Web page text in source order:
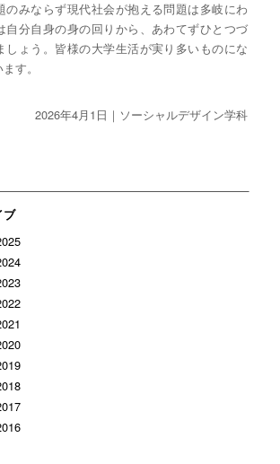
のみならず現代社会が抱える問題は多岐にわ
自分自身の身の回りから、あわてずひとつづ
しょう。皆様の大学生活が実り多いものにな
す。
2026年4月1日｜ソーシャルデザイン学科
ブ